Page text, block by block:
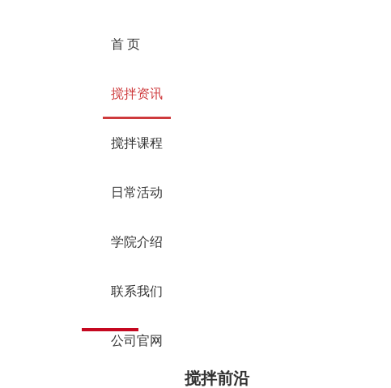
首 页
搅拌资讯
搅拌课程
日常活动
学院介绍
联系我们
公司官网
搅拌前沿